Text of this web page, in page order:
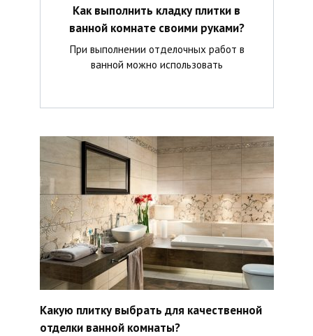
Как выполнить кладку плитки в
ванной комнате своими руками?
При выполнении отделочных работ в
ванной можно использовать
Какую плитку выбрать для качественной
отделки ванной комнаты?